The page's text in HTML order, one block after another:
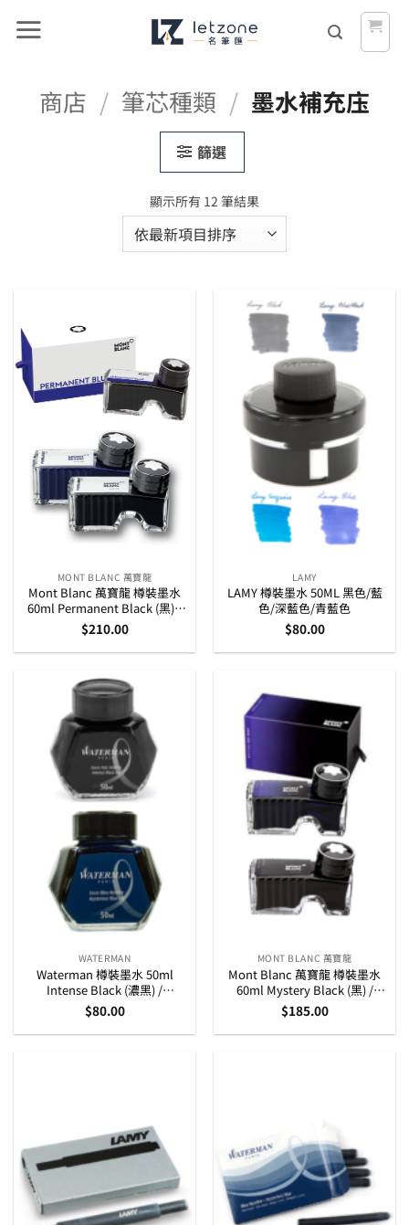
商店 / 筆芯種類 / 墨水補充庒
篩選
顯示所有 12 筆結果
最
新
排
MONT BLANC 萬寶龍
Mont Blanc 萬寶龍 樽裝墨水
60ml Permanent Black (黑) /
Permanent Blue (藍)
$210.00
LAMY
LAMY 樽裝墨水 50ML 黑色/藍
色/深藍色/青藍色
$80.00
WATERMAN
Waterman 樽裝墨水 50ml
Intense Black (濃黑) /
Mysterious Blue (神秘藍)
$80.00
MONT BLANC 萬寶龍
Mont Blanc 萬寶龍 樽裝墨水
60ml Mystery Black (黑) /
Royal Blue (藍)
$185.00